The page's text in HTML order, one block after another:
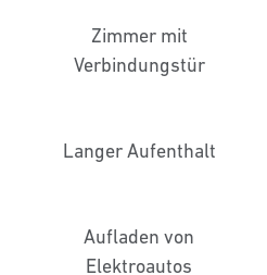
Zimmer mit
Verbindungstür
Langer Aufenthalt
Aufladen von
Elektroautos